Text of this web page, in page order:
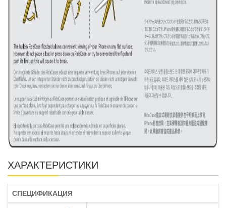
ХАРАКТЕРИСТИКИ
СПЕЦИФИКАЦИЯ